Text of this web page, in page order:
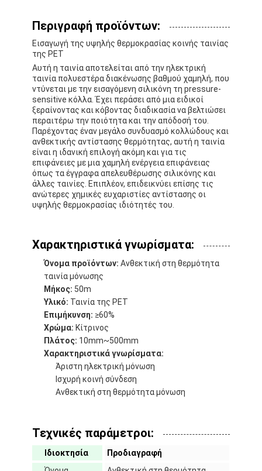
Περιγραφή προϊόντων:
Εισαγωγή της υψηλής θερμοκρασίας κοινής ταινίας
της PET
Αυτή η ταινία αποτελείται από την ηλεκτρική
ταινία πολυεστέρα διακένωσης βαθμού χαμηλή, που
ντύνεται με την εισαγόμενη σιλικόνη τη pressure-
sensitive κόλλα. Έχει περάσει από μια ειδικοί
ξεραίνοντας και κόβοντας διαδικασία να βελτιώσει
περαιτέρω την ποιότητα και την απόδοσή του.
Παρέχοντας έναν μεγάλο συνδυασμό κολλώδους και
ανθεκτικής αντίστασης θερμότητας, αυτή η ταινία
είναι η ιδανική επιλογή ακόμη και για τις
επιφάνειες με μια χαμηλή ενέργεια επιφάνειας
όπως τα έγγραφα απελευθέρωσης σιλικόνης και
άλλες ταινίες. Επιπλέον, επιδεικνύει επίσης τις
ανώτερες χημικές ευχαριστίες αντίστασης οι
υψηλής θερμοκρασίας ιδιότητές του.
Χαρακτηριστικά γνωρίσματα:
Όνομα προϊόντων: Ανθεκτική στη θερμότητα
ταινία μόνωσης
Μήκος: 50m
Υλικό: Ταινία της PET
Επιμήκυνση: ≥60%
Χρώμα: Κίτρινος
Πλάτος: 10mm~500mm
Χαρακτηριστικά γνωρίσματα:
Άριστη ηλεκτρική μόνωση
Ισχυρή κοινή σύνδεση
Ανθεκτική στη θερμότητα μόνωση
Τεχνικές παράμετροι:
Ιδιοκτησία
Προδιαγραφή